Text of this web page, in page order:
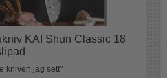
KAI Shun Classic 18
kniven jag sett"